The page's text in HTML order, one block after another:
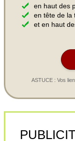
en haut des
en tête de la
et en haut
ASTUCE : Vos